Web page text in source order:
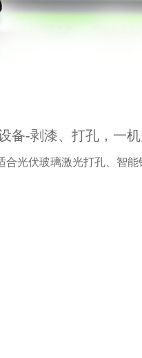
备-剥漆、打孔，一机
光伏玻璃激光打孔、智